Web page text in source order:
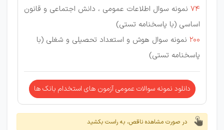
74 نمونه سوال اطلاعات عمومی ، دانش اجتماعی و قانون
اساسی (با پاسخنامه تستی)
200 نمونه سوال هوش و استعداد تحصیلی و شغلی (با
پاسخنامه تستی)
دانلود نمونه سوالات عمومی آزمون های استخدام بانک ها
در صورت مشاهده ناقص، به راست بکشید